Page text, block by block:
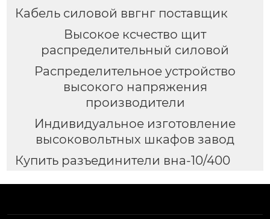
Кабель силовой ввгнг поставщик
Высокое ксчество щит
распределительный силовой
Распределительное устройство
высокого напряжения
производители
Индивидуальное изготовление
высоковольтных шкафов завод
Купить разъединители вна-10/400